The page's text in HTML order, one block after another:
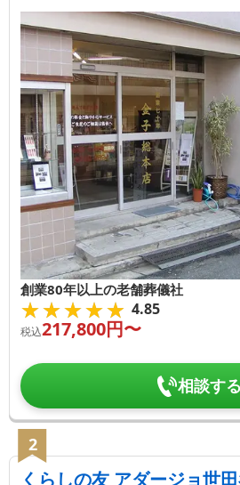
創業80年以上の老舗葬儀社
★★★★★
★★★★★ 4.85
税込217,800円〜
相談する
2
くらしの友 アダージョ世